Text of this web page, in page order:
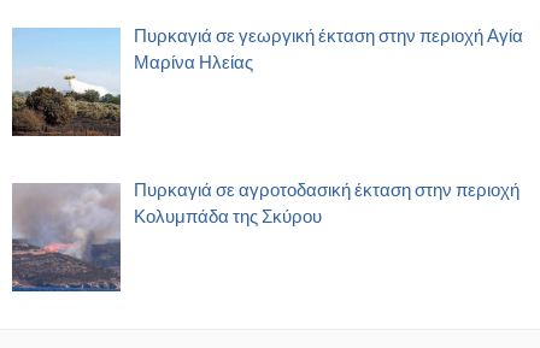
Πυρκαγιά σε γεωργική έκταση στην περιοχή Αγία
Μαρίνα Ηλείας
Πυρκαγιά σε αγροτοδασική έκταση στην περιοχή
Κολυμπάδα της Σκύρου